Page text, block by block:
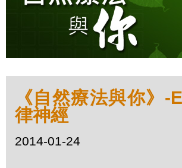
《自然療法與你》
律神經
2014-01-24